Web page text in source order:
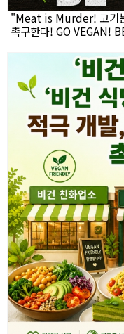
"Meat is Murder! 고기
촉구한다! GO VEGAN!